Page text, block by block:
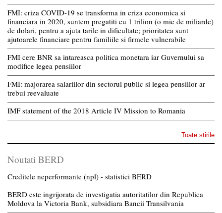
FMI: criza COVID-19 se transforma in criza economica si
financiara in 2020, suntem pregatiti cu 1 trilion (o mie de miliarde)
de dolari, pentru a ajuta tarile in dificultate; prioritatea sunt
ajutoarele financiare pentru familiile si firmele vulnerabile
FMI cere BNR sa intareasca politica monetara iar Guvernului sa
modifice legea pensiilor
FMI: majorarea salariilor din sectorul public si legea pensiilor ar
trebui reevaluate
IMF statement of the 2018 Article IV Mission to Romania
Toate stirile
Noutati BERD
Creditele neperformante (npl) - statistici BERD
BERD este ingrijorata de investigatia autoritatilor din Republica
Moldova la Victoria Bank, subsidiara Bancii Transilvania